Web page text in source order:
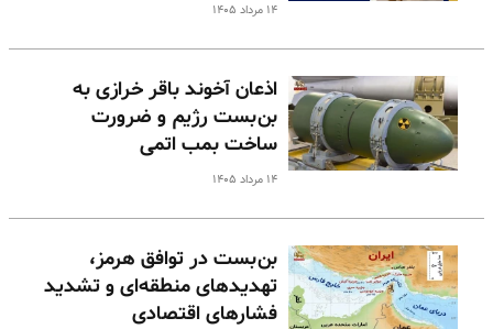
۱۴ مرداد ۱۴۰۵
اذعان آخوند باقر خرازی به
بن‌بست رژیم و ضرورت
ساخت بمب اتمی
۱۴ مرداد ۱۴۰۵
بن‌بست در توافق هرمز،
تهدیدهای منطقه‌ای و تشدید
فشارهای اقتصادی